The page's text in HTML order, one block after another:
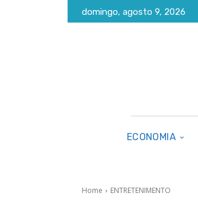
domingo, agosto 9, 2026
ECONOMIA
Home ENTRETENIMENTO